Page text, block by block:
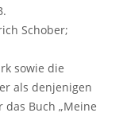
Schober;
sowie die
als denjenigen
Buch „Meine